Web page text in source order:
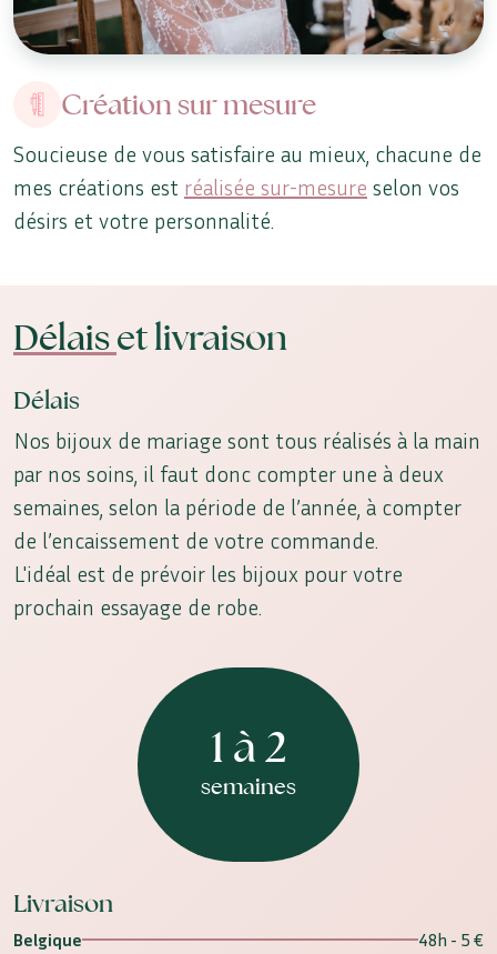
Création sur mesure
Soucieuse de vous satisfaire au mieux, chacune de
mes créations est réalisée sur-mesure selon vos
désirs et votre personnalité.
Délaiset livraison
Délais
Nos bijoux de mariage sont tous réalisés à la main
par nos soins, il faut donc compter une à deux
semaines, selon la période de l’année, à compter
de l’encaissement de votre commande.
L'idéal est de prévoir les bijoux pour votre
prochain essayage de robe.
1 à 2
semaines
Livraison
Belgique
48h - 5 €